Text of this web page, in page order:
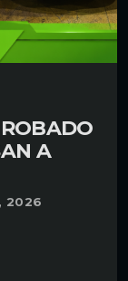
A
2026